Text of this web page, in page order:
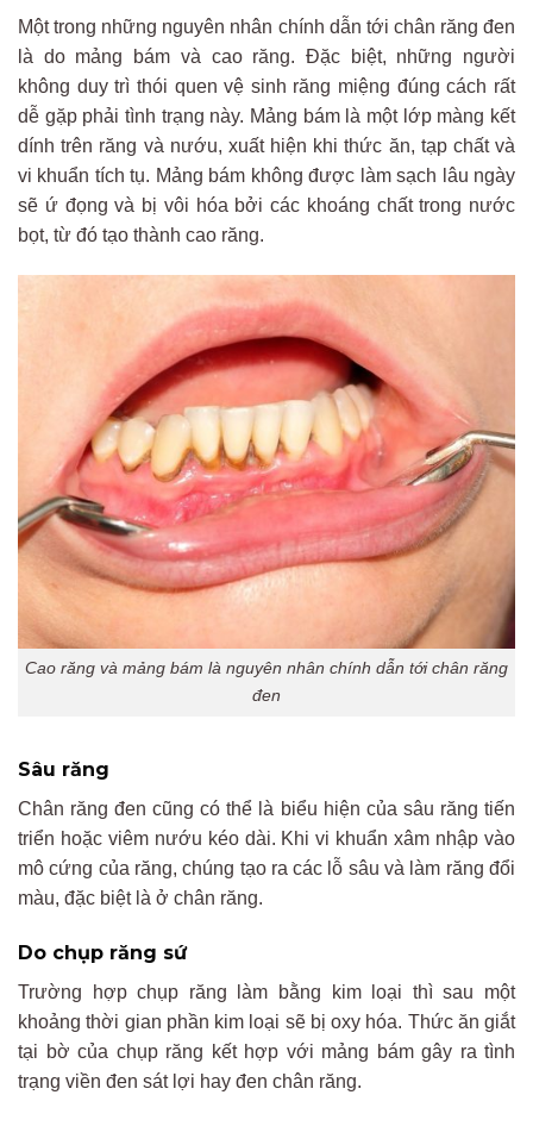
Một trong những nguyên nhân chính dẫn tới chân răng đen
là do mảng bám và cao răng. Đặc biệt, những người
không duy trì thói quen vệ sinh răng miệng đúng cách rất
dễ gặp phải tình trạng này. Mảng bám là một lớp màng kết
dính trên răng và nướu, xuất hiện khi thức ăn, tạp chất và
vi khuẩn tích tụ. Mảng bám không được làm sạch lâu ngày
sẽ ứ đọng và bị vôi hóa bởi các khoáng chất trong nước
bọt, từ đó tạo thành cao răng.
Cao răng và mảng bám là nguyên nhân chính dẫn tới chân răng
đen
Sâu răng
Chân răng đen cũng có thể là biểu hiện của sâu răng tiến
triển hoặc viêm nướu kéo dài. Khi vi khuẩn xâm nhập vào
mô cứng của răng, chúng tạo ra các lỗ sâu và làm răng đổi
màu, đặc biệt là ở chân răng.
Do chụp răng sứ
Trường hợp chụp răng làm bằng kim loại thì sau một
khoảng thời gian phần kim loại sẽ bị oxy hóa. Thức ăn giắt
tại bờ của chụp răng kết hợp với mảng bám gây ra tình
trạng viền đen sát lợi hay đen chân răng.